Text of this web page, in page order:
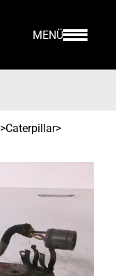
MENÜ
Caterpillar>